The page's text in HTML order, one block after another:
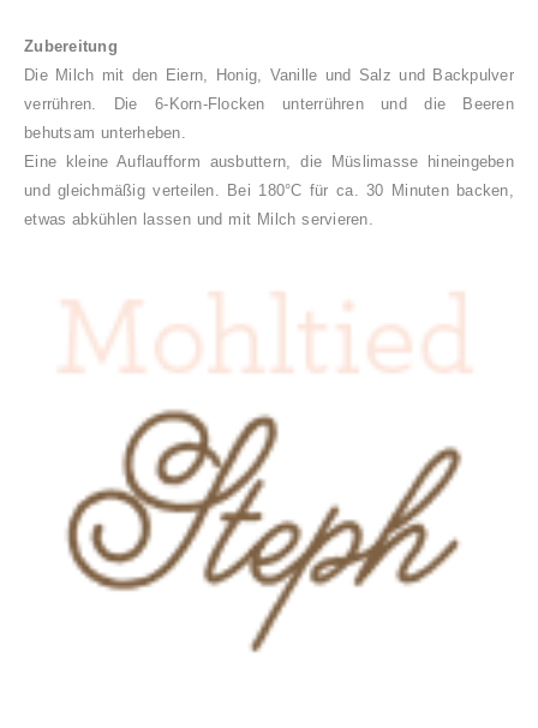
Zubereitung
Die Milch mit den Eiern, Honig, Vanille und Salz und Backpulver
verrühren. Die 6-Korn-Flocken unterrühren und die Beeren
behutsam unterheben.
Eine kleine Auflaufform ausbuttern, die Müslimasse hineingeben
und gleichmäßig verteilen. Bei 180°C für ca. 30 Minuten backen,
etwas abkühlen lassen und mit Milch servieren.